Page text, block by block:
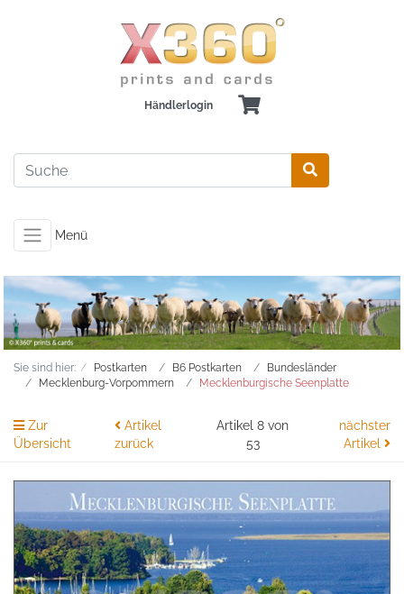
Händlerlogin
Menü
Sie sind hier: Postkarten B6 Postkarten
Bundesländer
Mecklenburg-Vorpommern
Mecklenburgische Seenplatte
Zur
Übersicht
Artikel
zurück
Artikel 8 von
53
nächster
Artikel